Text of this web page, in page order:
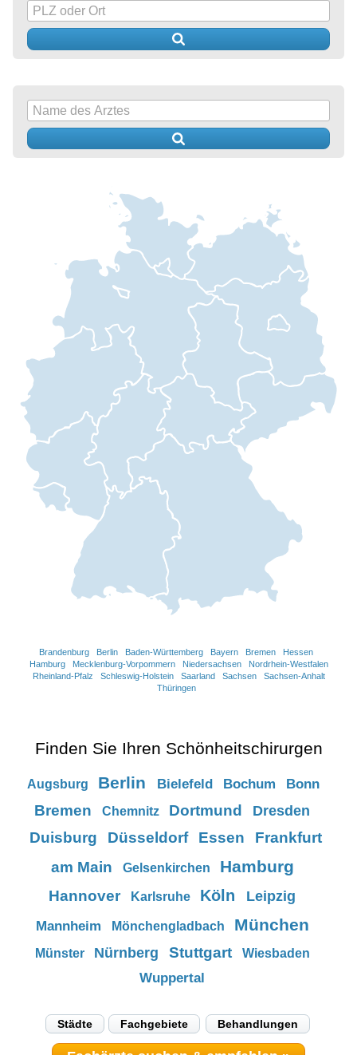
Brandenburg Berlin Baden-Württemberg Bayern Bremen
Hessen
Hamburg
Mecklenburg-Vorpommern Niedersachsen
Nordrhein-Westfalen
Rheinland-Pfalz
Schleswig-Holstein Saarland Sachsen
Sachsen-Anhalt
Thüringen
Finden Sie Ihren Schönheitschirurgen
Augsburg Berlin Bielefeld Bochum Bonn
Bremen Chemnitz Dortmund Dresden
Duisburg Düsseldorf Essen
Frankfurt
am Main
Gelsenkirchen Hamburg
Hannover Karlsruhe Köln Leipzig
Mannheim Mönchengladbach München
Münster Nürnberg Stuttgart Wiesbaden
Wuppertal
Städte Fachgebiete Behandlungen